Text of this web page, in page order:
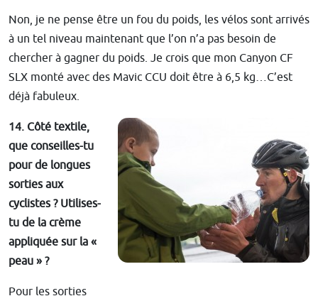
Non, je ne pense être un fou du poids, les vélos sont arrivés
à un tel niveau maintenant que l’on n’a pas besoin de
chercher à gagner du poids. Je crois que mon Canyon CF
SLX monté avec des Mavic CCU doit être à 6,5 kg…C’est
déjà fabuleux.
14. Côté textile,
que conseilles-tu
pour de longues
sorties aux
cyclistes ? Utilises-
tu de la crème
appliquée sur la «
peau » ?
Pour les sorties